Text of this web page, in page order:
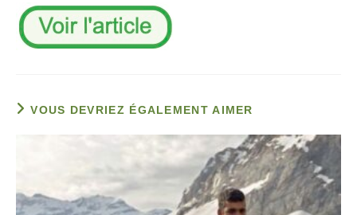
VOUS DEVRIEZ ÉGALEMENT AIMER